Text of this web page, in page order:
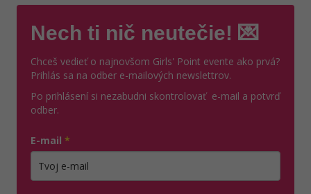
Nech ti nič neutečie! 💌
Chceš vedieť o najnovšom Girls' Point evente ako prvá?
Prihlás sa na odber e-mailových newslettrov.
Po prihlásení si nezabudni skontrolovať e-mail a potvrď
odber.
E-mail *